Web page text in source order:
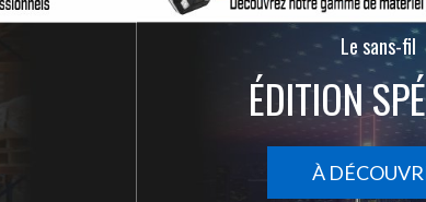
Le sans-fil
ÉDITION
À